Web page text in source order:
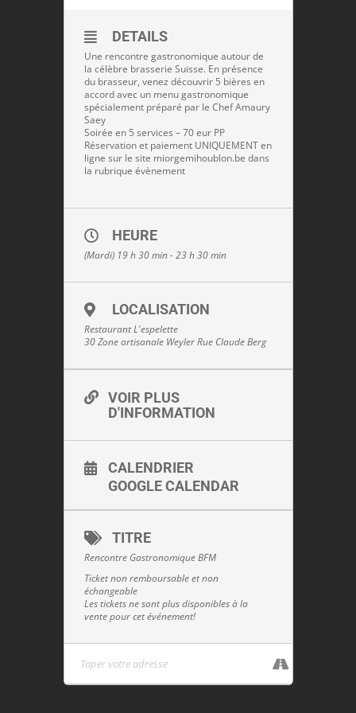
DETAILS
Une rencontre gastronomique autour de
la célèbre brasserie Suisse. En présence
du brasseur, venez découvrir 5 bières en
accord avec un menu gastronomique
spécialement préparé par le Chef Amaury
Saey
Soirée en 5 services – 70 eur PP
Réservation et paiement UNIQUEMENT en
ligne sur le site miorgemihoublon.be dans
la rubrique évènement
HEURE
(Mardi) 19 h 30 min - 23 h 30 min
LOCALISATION
Restaurant L'espelette
30 Zone artisanale Weyler Rue Claude Berg
VOIR PLUS
D'INFORMATION
CALENDRIER
GOOGLE CALENDAR
TITRE
Rencontre Gastronomique BFM
Ticket non remboursable et non
échangeable
Les tickets ne sont plus disponibles à la
vente pour cet événement!